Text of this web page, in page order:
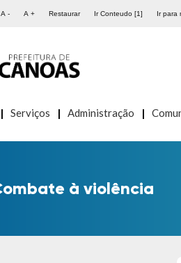
A - A + Restaurar Ir Conteudo [1] Ir para
Serviços Administração
à violência